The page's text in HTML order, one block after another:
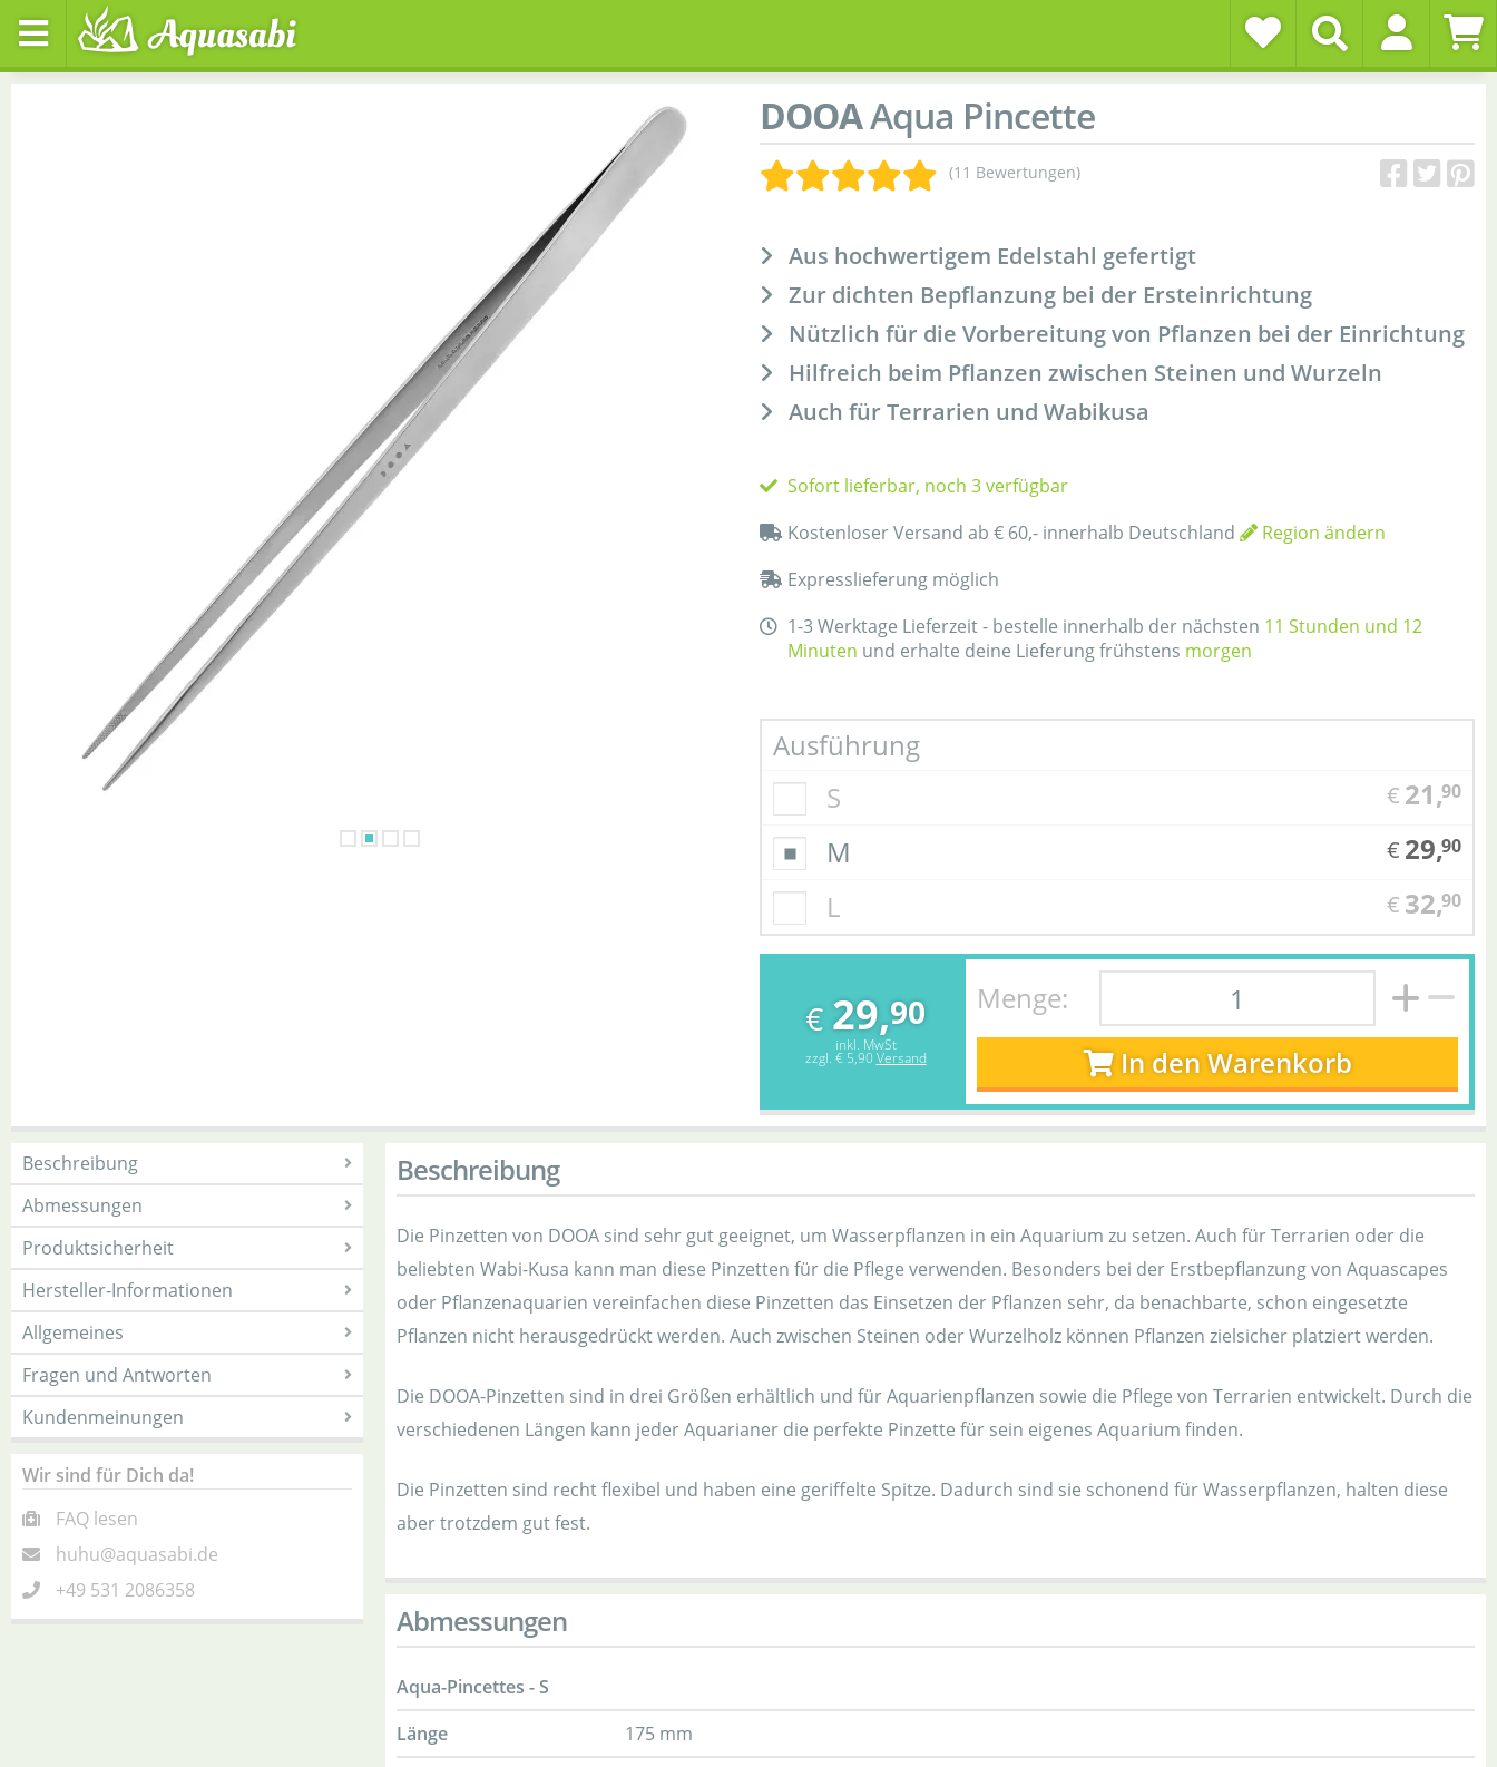
DOOAAqua Pincette
(11 Bewertungen)
Aus hochwertigem Edelstahl gefertigt
Zur dichten Bepflanzung bei der Ersteinrichtung
Nützlich für die Vorbereitung von Pflanzen bei der Einrichtung
Hilfreich beim Pflanzen zwischen Steinen und Wurzeln
Auch für Terrarien und Wabikusa
Sofort lieferbar, noch 3 verfügbar
Kostenloser Versand ab € 60,- innerhalb Deutschland
Region ändern
Expresslieferung möglich
1-3 Werktage Lieferzeit - bestelle innerhalb der nächsten 11 Stunden und 12
Minuten und erhalte deine Lieferung frühstens morgen
Ausführung
S
€ 21,90
M € 29,90
L € 32,90
€ 29,90
inkl. MwSt
zzgl. € 5,90 Versand
Menge:
In den Warenkorb
Beschreibung
Abmessungen
Produktsicherheit
Hersteller-Informationen
Allgemeines
Fragen und Antworten
Kundenmeinungen
Wir sind für Dich da!
FAQ lesen
huhu@aquasabi.de
+49 531 2086358
Beschreibung
Die Pinzetten von DOOA sind sehr gut geeignet, um Wasserpflanzen in ein Aquarium zu setzen. Auch für Terrarien oder die
beliebten Wabi-Kusa kann man diese Pinzetten für die Pflege verwenden. Besonders bei der Erstbepflanzung von Aquascapes
oder Pflanzenaquarien vereinfachen diese Pinzetten das Einsetzen der Pflanzen sehr, da benachbarte, schon eingesetzte
Pflanzen nicht herausgedrückt werden. Auch zwischen Steinen oder Wurzelholz können Pflanzen zielsicher platziert werden.
Die DOOA-Pinzetten sind in drei Größen erhältlich und für Aquarienpflanzen sowie die Pflege von Terrarien entwickelt. Durch die
verschiedenen Längen kann jeder Aquarianer die perfekte Pinzette für sein eigenes Aquarium finden.
Die Pinzetten sind recht flexibel und haben eine geriffelte Spitze. Dadurch sind sie schonend für Wasserpflanzen, halten diese
aber trotzdem gut fest.
Abmessungen
Aqua-Pincettes - S
Länge
175 mm